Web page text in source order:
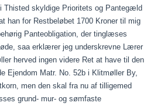
Thisted skyldige Prioritets og Pantegæld
han for Restbeløbet 1700 Kroner til mig
Panteobligation, der tinglæses
saa erklærer jeg underskrevne Lærer
herved ingen videre Ret at have til den
Ejendom Matr. No. 52b i Klitmøller By,
men den skal fra nu af tilligemed
grund- mur- og sømfaste